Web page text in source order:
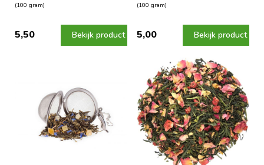
(100 gram)
5,50 Bekijk product
(100 gram)
5,00 Bekijk product